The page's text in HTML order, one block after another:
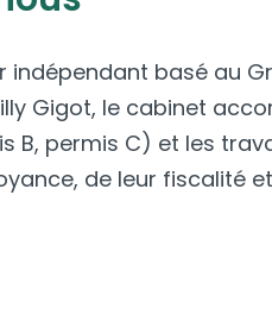
indépendant basé au
Gigot, le cabinet
B, permis C) et les
de leur fiscalité